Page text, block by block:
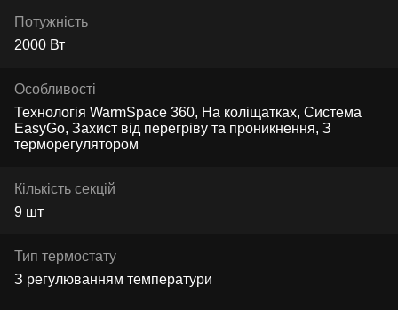
Потужність
2000 Вт
Особливості
Технологія WarmSpace 360, На коліщатках, Система
EasyGo, Захист від перегріву та проникнення, З
терморегулятором
Кількість секцій
9 шт
Тип термостату
З регулюванням температури